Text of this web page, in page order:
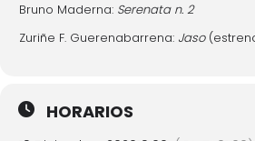
Bruno Maderna: Serenata n. 2
Zuriñe F. Guerenabarrena: Jaso
HORARIOS